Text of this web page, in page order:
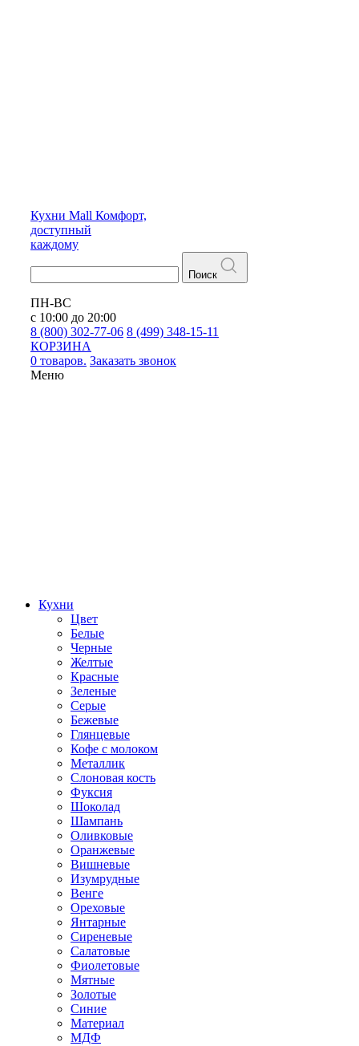
Кухни Mall Комфорт,
доступный
каждому
Поиск
ПН-ВС
с 10:00 до 20:00
8 (800) 302-77-06 8 (499) 348-15-11
КОРЗИНА
0 товаров. Заказать звонок
Меню
Кухни
Цвет
Белые
Черные
Желтые
Красные
Зеленые
Серые
Бежевые
Глянцевые
Кофе с молоком
Металлик
Слоновая кость
Фуксия
Шоколад
Шампань
Оливковые
Оранжевые
Вишневые
Изумрудные
Венге
Ореховые
Янтарные
Сиреневые
Салатовые
Фиолетовые
Мятные
Золотые
Синие
Материал
МДФ